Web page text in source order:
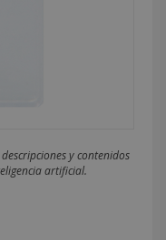
y contenidos
artificial.